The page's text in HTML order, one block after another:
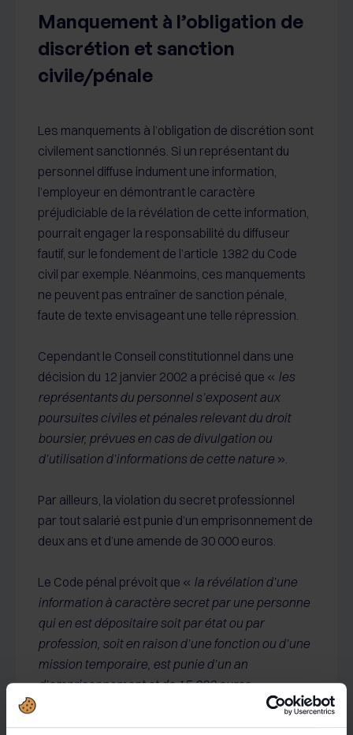
Manquement à l’obligation de
discrétion et sanction
civile/pénale
Les manquements à l’obligation de discrétion sont
civilement sanctionnés. Si un représentant du
personnel diffuse indument une information,
l’employeur en démontrant le caractère
préjudiciable de la révélation de cette information,
pourrait engager la responsabilité du diffuseur
fautif, sur le fondement de l’article 1382 du Code
civil par exemple. Néanmoins, ces manquements
ne peuvent pas entraîner de sanction pénale,
faute de texte envisageant une telle répression.
Cependant le Conseil constitutionnel dans une
décision du 12 janvier 2002 a précisé que « les
représentants du personnel s’exposent aux
poursuites civiles et pénales relevant du droit
boursier, prévues en cas de divulgation ou
d’utilisation d’informations de cette nature ».
Par ailleurs, la violation du secret professionnel
par tout salarié est punie d’un emprisonnement de
deux ans et d’une amende de 30 000 euros.
Le Code pénal prévoit que « la révélation d’une
information à caractère secret par une personne
qui en est dépositaire soit par état ou par
profession, soit en raison d’une fonction ou d’une
mission temporaire, est punie d’un an
d’emprisonnement et de 15.000 euros
». Cela concerne en particulier les
experts-comptables.